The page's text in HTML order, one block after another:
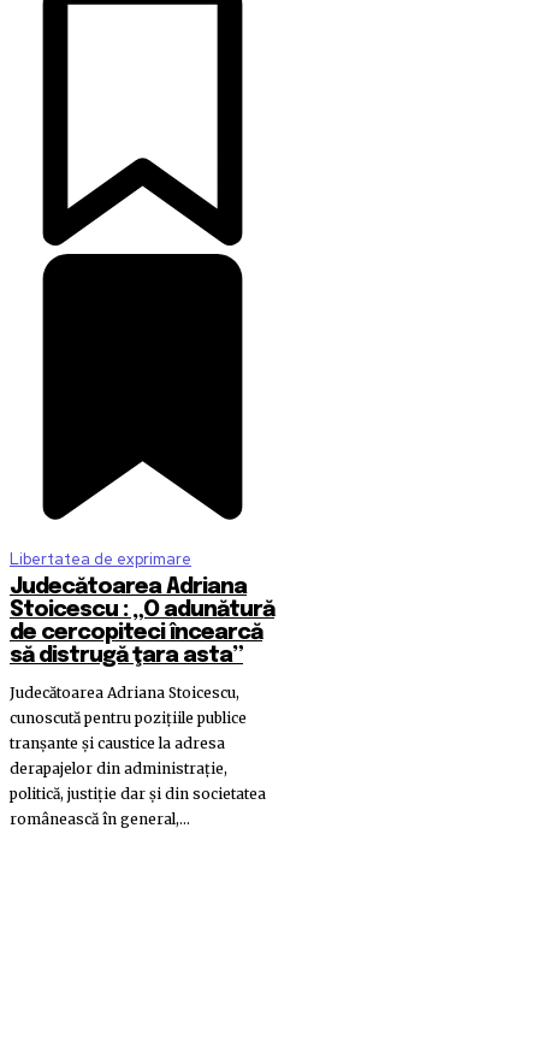
Libertatea de exprimare
Judecătoarea Adriana
Stoicescu : „O adunătură
de cercopiteci încearcă
să distrugă ţara asta”
Judecătoarea Adriana Stoicescu,
cunoscută pentru pozițiile publice
tranșante și caustice la adresa
derapajelor din administrație,
politică, justiție dar și din societatea
românească în general,...